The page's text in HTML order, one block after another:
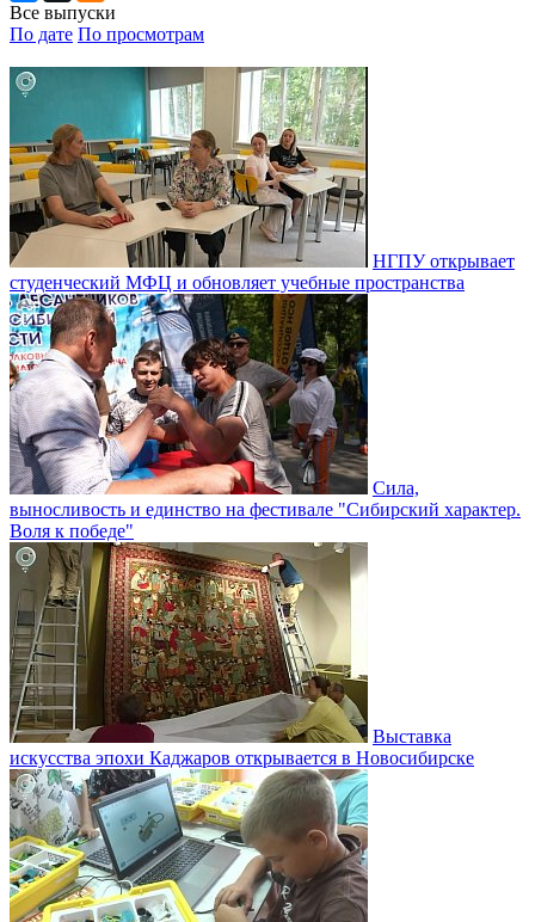
Все выпуски
По дате По просмотрам
НГПУ открывает
студенческий МФЦ и обновляет учебные пространства
Сила,
выносливость и единство на фестивале "Сибирский характер.
Воля к победе"
Выставка
искусства эпохи Каджаров открывается в Новосибирске